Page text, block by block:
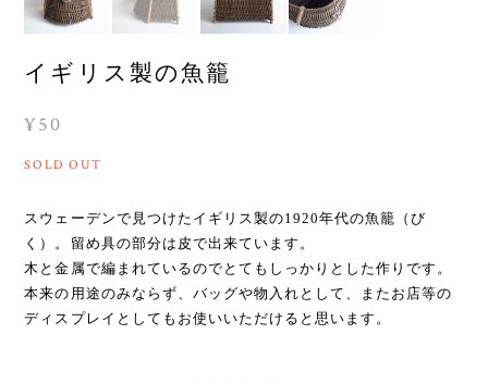
イギリス製の魚籠
¥50
SOLD OUT
スウェーデンで見つけたイギリス製の1920年代の魚籠（び
く）。留め具の部分は皮で出来ています。
木と金属で編まれているのでとてもしっかりとした作りです。
本来の用途のみならず、バッグや物入れとして、またお店等の
ディスプレイとしてもお使いいただけると思います。